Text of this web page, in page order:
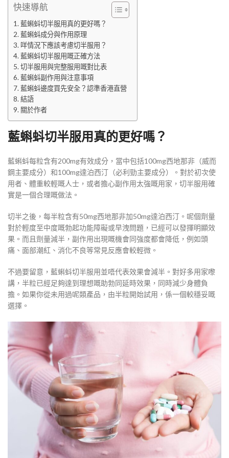
快速導航
藍蝌蚪切半服用真的更好嗎？
藍蝌蚪成分與作用原理
咩情況下應該考慮切半服用？
藍蝌蚪切半服用嘅正確方法
切半服用與完整服用嘅對比表
藍蝌蚪副作用與注意事項
藍蝌蚪邊度買先安全？認準香港直營
結語
關於作者
藍蝌蚪切半服用真的更好嗎？
藍蝌蚪每粒含有200mg有效成分，當中包括100mg西地那非（威而
鋼主要成分）和100mg達泊西汀（必利勁主要成分）。對於初次使
用者、體重較輕嘅人士，或者擔心副作用太強嘅用家，切半服用確
實是一個合理嘅做法。
切半之後，每半粒含有50mg西地那非加50mg達泊西汀。呢個劑量
對於輕度至中度嘅勃起功能障礙或早洩問題，已經可以發揮明顯效
果。而且劑量減半，副作用出現嘅機會同強度都會降低，例如頭
痛、面部潮紅、消化不良等常見反應會較輕微。
不過要留意，藍蝌蚪切半服用並唔代表效果會減半。對好多用家嚟
講，半粒已經足夠達到理想嘅助勃同延時效果，同時減少身體負
擔。如果你從未用過呢類產品，由半粒開始試用，係一個較穩妥嘅
選擇。